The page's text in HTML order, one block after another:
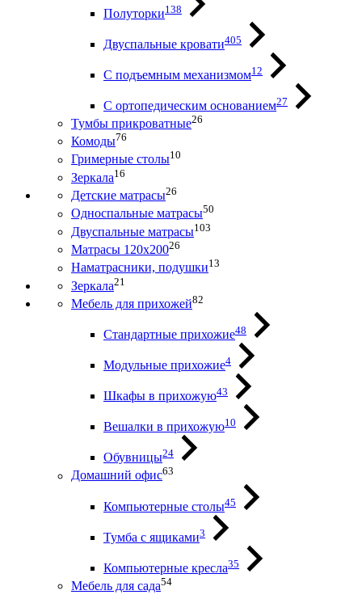
Полуторки138
Двуспальные кровати405
С подъемным механизмом12
С ортопедическим основанием27
Тумбы прикроватные26
Комоды76
Гримерные столы10
Зеркала16
Детские матрасы26
Односпальные матрасы50
Двуспальные матрасы103
Матрасы 120х20026
Наматрасники, подушки13
Зеркала21
Мебель для прихожей82
Стандартные прихожие48
Модульные прихожие4
Шкафы в прихожую43
Вешалки в прихожую10
Обувницы24
Домашний офис63
Компьютерные столы45
Тумба с ящиками3
Компьютерные кресла35
Мебель для сада54